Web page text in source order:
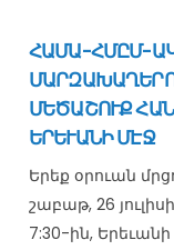
ՀԱՄԱ-ՀՄԸՄ-
ՄԵԾԱՇՈՒՔ
ԵՐԵՒԱՆԻ ՄԷՋ
Երեք օրուան
շաբաթ, 26
7:30-ին, Երեւանի